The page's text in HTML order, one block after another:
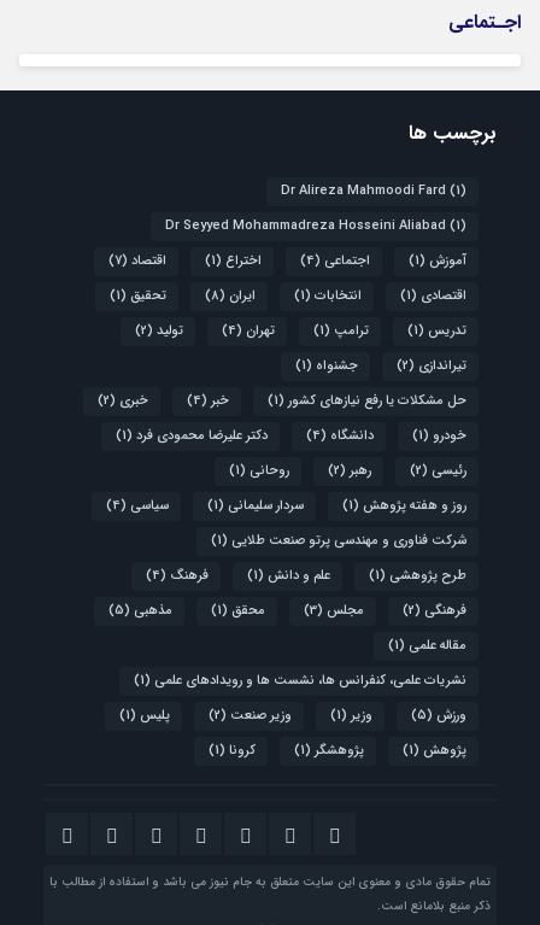
اجـتماعی
برچسب ها
Dr Alireza Mahmoodi Fard (1)
Dr Seyyed Mohammadreza Hosseini Aliabad (1)
آموزش (1) اجتماعی (4) اختراع (1) اقتصاد (7)
اقتصادی (1) انتخابات (1) ایران (8) تحقیق (1)
تدریس (1) ترامپ (1) تهران (4) تولید (2)
تیراندازی (2) جشنواه (1)
حل مشکلات یا رفع نیازهای کشور (1) خبر (4) خبری (2)
خودرو (1) دانشگاه (4) دکتر علیرضا محمودی فرد (1)
رئیسی (2) رهبر (2) روحانی (1)
روز و هفته پژوهش (1) سردار سلیمانی (1) سیاسی (4)
شرکت فناوری و مهندسی پرتو صنعت طلایی (1)
طرح پژوهشی (1) علم و دانش (1) فرهنگ (4)
فرهنگی (2) مجلس (3) محقق (1) مذهبی (5)
مقاله علمی (1)
نشریات علمی، کنفرانس ها، نشست ها و رویدادهای علمی (1)
ورزش (5) وزیر (1) وزیر صنعت (2) پلیس (1)
پژوهش (1) پژوهشگر (1) کرونا (1)
تمام حقوق مادی و معنوی این سایت متعلق به جام نیوز می باشد و استفاده از مطالب با
ذکر منبع بلامانع است.